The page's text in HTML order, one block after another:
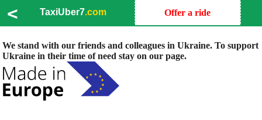
< TaxiUber7.com Offer a ride
We stand with our friends and colleagues in Ukraine. To support
Ukraine in their time of need stay on our page.